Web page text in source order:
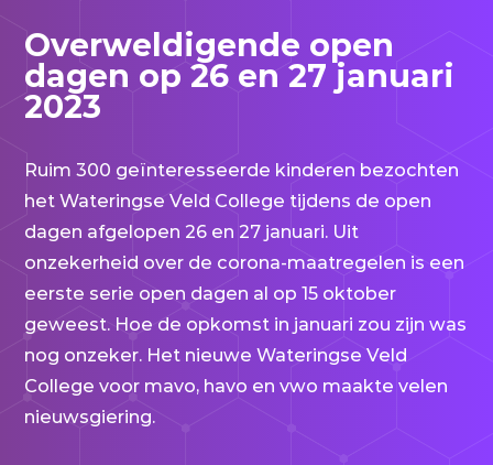
Overweldigende open
dagen op 26 en 27 januari
2023
Ruim 300 geïnteresseerde kinderen bezochten
het Wateringse Veld College tijdens de open
dagen afgelopen 26 en 27 januari. Uit
onzekerheid over de corona-maatregelen is een
eerste serie open dagen al op 15 oktober
geweest. Hoe de opkomst in januari zou zijn was
nog onzeker. Het nieuwe Wateringse Veld
College voor mavo, havo en vwo maakte velen
nieuwsgiering.